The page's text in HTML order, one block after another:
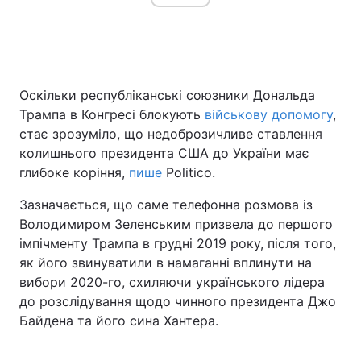
Головна Війна
Україна Політика
Спорт Наука
Техно і зв'язок
Зброя Інциденти
Здоров'я Туризм
Оскільки республіканські союзники Дональда
Трампа в Конгресі блокують військову допомогу,
стає зрозуміло, що недоброзичливе ставлення
колишнього президента США до України має
глибоке коріння, пише Politico.
Зазначається, що саме телефонна розмова із
Володимиром Зеленським призвела до першого
імпічменту Трампа в грудні 2019 року, після того,
як його звинуватили в намаганні вплинути на
вибори 2020-го, схиляючи українського лідера
до розслідування щодо чинного президента Джо
Байдена та його сина Хантера.